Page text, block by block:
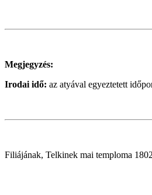
Megjegyzés:
Irodai idő: az atyával egyeztetett
Filiájának, Telkinek mai temploma